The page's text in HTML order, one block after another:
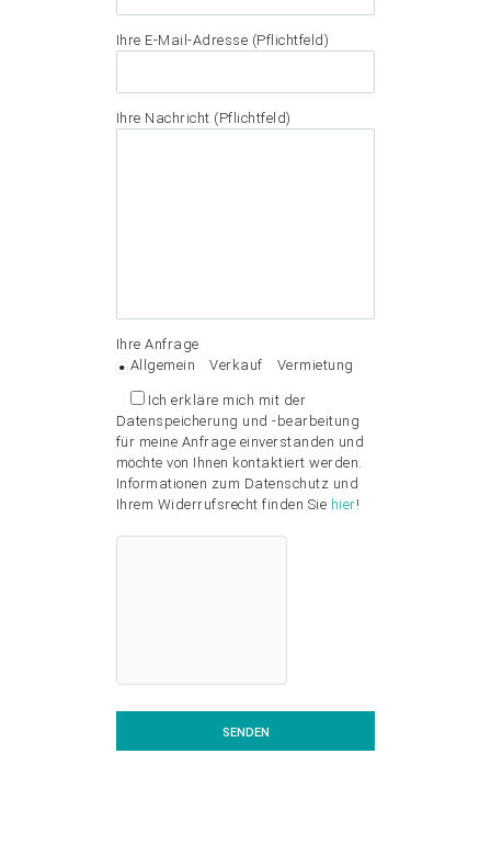
Ihre E-Mail-Adresse (Pflichtfeld)
Ihre Nachricht (Pflichtfeld)
Ihre Anfrage
Allgemein
Verkauf Vermietung
Ich erkläre mich mit der
Datenspeicherung und -bearbeitung
für meine Anfrage einverstanden und
möchte von Ihnen kontaktiert werden.
Informationen zum Datenschutz und
Ihrem Widerrufsrecht finden Sie hier!